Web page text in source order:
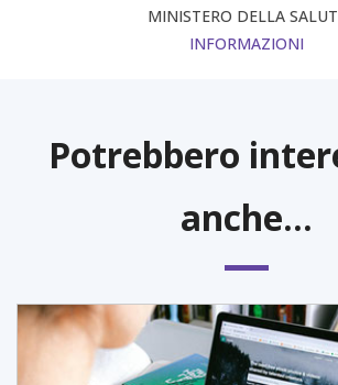
MINISTERO DELLA
INFORMAZIONI
Potrebbero
anche...